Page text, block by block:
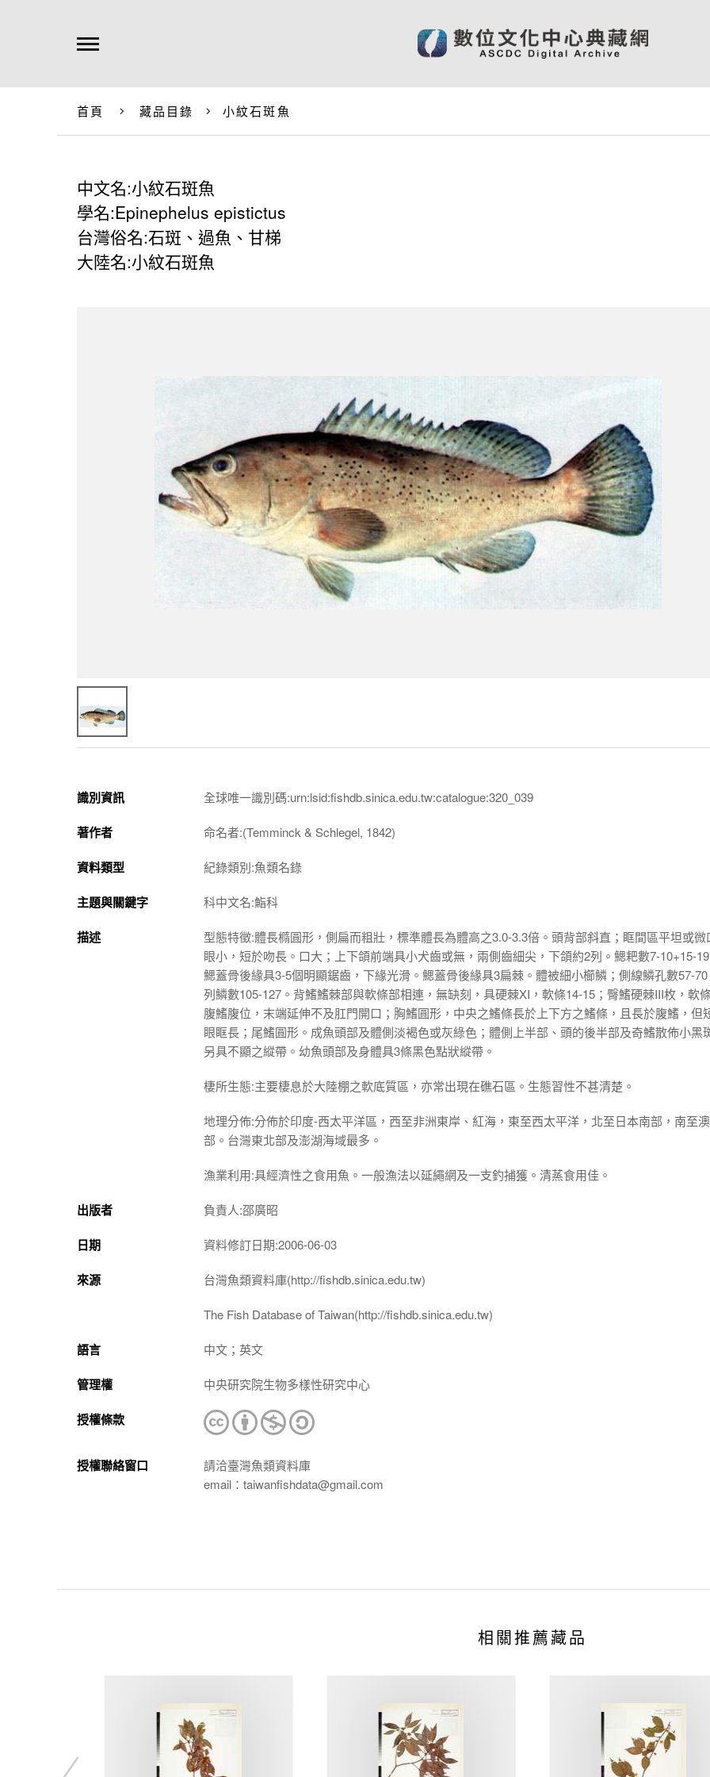
首頁 藏品目錄 小紋石斑魚
中文名:小紋石斑魚
學名:Epinephelus epistictus
台灣俗名:石斑、過魚、甘梯
大陸名:小紋石斑魚
識別資訊 全球唯一識別碼:urn:lsid:fishdb.sinica.edu.tw:catalogue:320_039
著作者 命名者:(Temminck & Schlegel, 1842)
資料類型 紀錄類別:魚類名錄
主題與關鍵字 科中文名:鮨科
描述
型態特徵:體長橢圓形，側扁而粗壯，標準體長為體高之3.0-3.3倍。頭背部斜直；眶間區平坦或微
眼小，短於吻長。口大；上下頜前端具小犬齒或無，兩側齒細尖，下頜約2列。鰓耙數7-10+15-
鰓蓋骨後緣具3-5個明顯鋸齒，下緣光滑。鰓蓋骨後緣具3扁棘。體被細小櫛鱗；側線鱗孔數57-
列鱗數105-127。背鰭鰭棘部與軟條部相連，無缺刻，具硬棘XI，軟條14-15；臀鰭硬棘III枚，軟
腹鰭腹位，末端延伸不及肛門開口；胸鰭圓形，中央之鰭條長於上下方之鰭條，且長於腹鰭，但
眼眶長；尾鰭圓形。成魚頭部及體側淡褐色或灰綠色；體側上半部、頭的後半部及奇鰭散佈小黑
另具不顯之縱帶。幼魚頭部及身體具3條黑色點狀縱帶。
棲所生態:主要棲息於大陸棚之軟底質區，亦常出現在礁石區。生態習性不甚清楚。
地理分佈:分佈於印度-西太平洋區，西至非洲東岸、紅海，東至西太平洋，北至日本南部，南至
部。台灣東北部及澎湖海域最多。
漁業利用:具經濟性之食用魚。一般漁法以延繩網及一支釣捕獲。清蒸食用佳。
出版者 負責人:邵廣昭
日期 資料修訂日期:2006-06-03
來源 台灣魚類資料庫(http://fishdb.sinica.edu.tw)
The Fish Database of Taiwan(http://fishdb.sinica.edu.tw)
語言 中文；英文
管理權 中央研究院生物多樣性研究中心
授權條款
授權聯絡窗口
請洽臺灣魚類資料庫
email：taiwanfishdata@gmail.com
相關推薦藏品